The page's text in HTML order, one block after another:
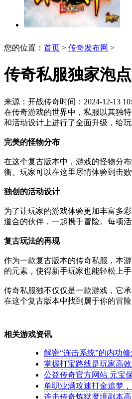
您的位置： 首页 > 传奇发布网 >
传奇私服独家泡
来源：开战传奇时间：2024-12-13
在传奇游戏的世界中，私服以其独
和活动设计上进行了全面升级，给
完美的怪物分布
在这个复古版本中，游戏的怪物分
衡。玩家可以在这里尽情体验到击
独创的活动设计
为了让玩家的游戏体验更加丰富多
道合的伙伴，一起携手冒险。每项
复古玩法的再现
作为一款复古版本的传奇私服，本
的元素，使得新手玩家也能轻松上
传奇私服独不仅仅是一款游戏，它
在这个复古版本中找到属于你的冒
相关游戏资讯
解密“连击系统”的内功
掌握打宝路线是玩家高
公益传奇官方网站 元宝
单职业满攻速打金追梦
连击传奇炼狱魔境副本